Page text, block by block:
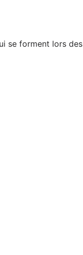
se forment lors des